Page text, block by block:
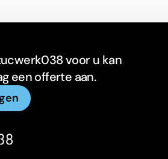
voor u kan
een offerte aan.